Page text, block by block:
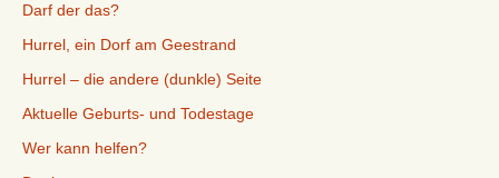
Darf der das?
Hurrel, ein Dorf am Geestrand
Hurrel – die andere (dunkle) Seite
Aktuelle Geburts- und Todestage
Wer kann helfen?